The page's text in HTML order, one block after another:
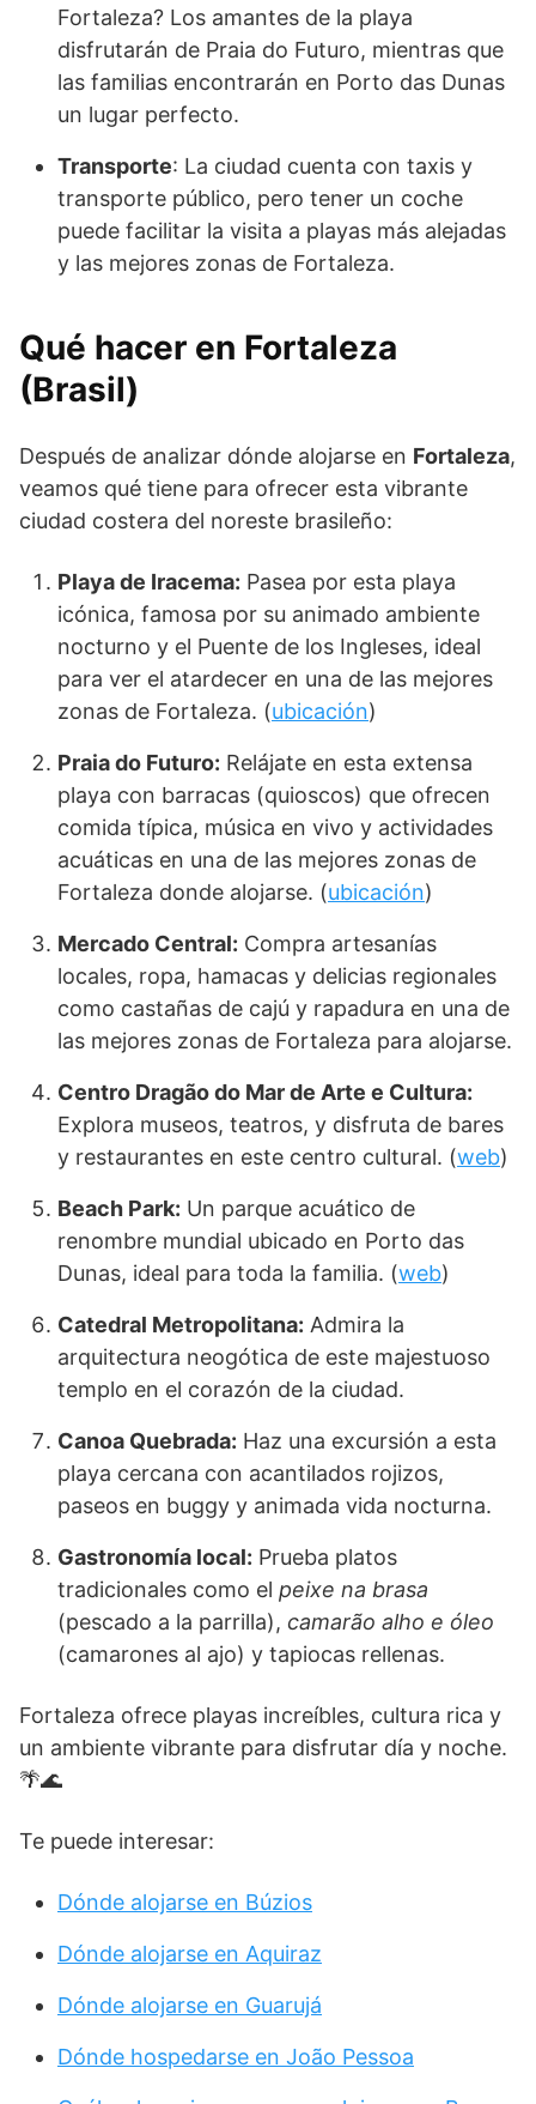
Fortaleza? Los amantes de la playa
disfrutarán de Praia do Futuro, mientras que
las familias encontrarán en Porto das Dunas
un lugar perfecto.
Transporte: La ciudad cuenta con taxis y
transporte público, pero tener un coche
puede facilitar la visita a playas más alejadas
y las mejores zonas de Fortaleza.
Qué hacer en Fortaleza
(Brasil)
Después de analizar dónde alojarse en Fortaleza,
veamos qué tiene para ofrecer esta vibrante
ciudad costera del noreste brasileño:
Playa de Iracema: Pasea por esta playa
icónica, famosa por su animado ambiente
nocturno y el Puente de los Ingleses, ideal
para ver el atardecer en una de las mejores
zonas de Fortaleza. (ubicación)
Praia do Futuro: Relájate en esta extensa
playa con barracas (quioscos) que ofrecen
comida típica, música en vivo y actividades
acuáticas en una de las mejores zonas de
Fortaleza donde alojarse. (ubicación)
Mercado Central: Compra artesanías
locales, ropa, hamacas y delicias regionales
como castañas de cajú y rapadura en una de
las mejores zonas de Fortaleza para alojarse.
Centro Dragão do Mar de Arte e Cultura:
Explora museos, teatros, y disfruta de bares
y restaurantes en este centro cultural. (web)
Beach Park: Un parque acuático de
renombre mundial ubicado en Porto das
Dunas, ideal para toda la familia. (web)
Catedral Metropolitana: Admira la
arquitectura neogótica de este majestuoso
templo en el corazón de la ciudad.
Canoa Quebrada: Haz una excursión a esta
playa cercana con acantilados rojizos,
paseos en buggy y animada vida nocturna.
Gastronomía local: Prueba platos
tradicionales como el peixe na brasa
(pescado a la parrilla), camarão alho e óleo
(camarones al ajo) y tapiocas rellenas.
Fortaleza ofrece playas increíbles, cultura rica y
un ambiente vibrante para disfrutar día y noche.
🌴🌊
Te puede interesar:
Dónde alojarse en Búzios
Dónde alojarse en Aquiraz
Dónde alojarse en Guarujá
Dónde hospedarse en João Pessoa